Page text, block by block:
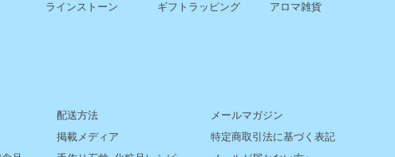
ラインストーン ギフトラッピング
アロマ雑貨
配送方法
掲載メディア
メールマガジン
特定商取引法に基づく表記